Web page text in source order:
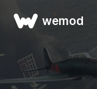
wemod